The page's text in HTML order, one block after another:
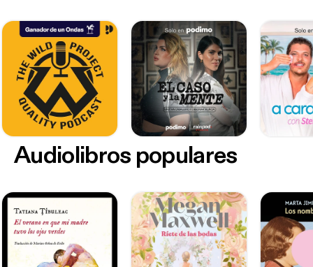
Audiolibros populares